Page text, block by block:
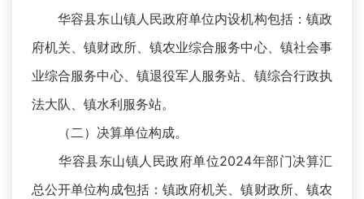
华容县东山镇人民政府单位内设机构包括：镇政
府机关、镇财政所、镇农业综合服务中心、镇社会事
业综合服务中心、镇退役军人服务站、镇综合行政执
法大队、镇水利服务站。
（二）决算单位构成。
华容县东山镇人民政府单位2024年部门决算汇
总公开单位构成包括：镇政府机关、镇财政所、镇农